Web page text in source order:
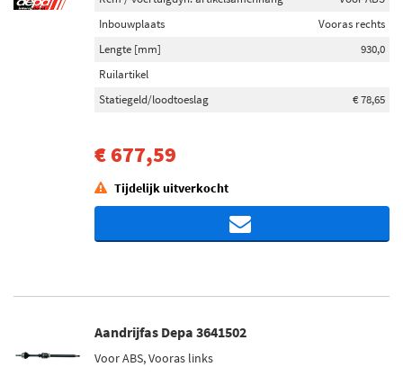
Inbouwplaats
Vooras rechts
Lengte [mm]
930,0
Ruilartikel
Statiegeld/loodtoeslag
€ 78,65
€ 677,59
Tijdelijk uitverkocht
Aandrijfas Depa 3641502
Voor ABS, Vooras links